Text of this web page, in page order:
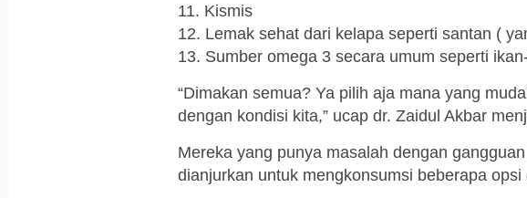
11. Kismis
12. Lemak sehat dari kelapa seperti santan (
13. Sumber omega 3 secara umum seperti
“Dimakan semua? Ya pilih aja mana yang
dengan kondisi kita,” ucap dr. Zaidul Akbar
Mereka yang punya masalah dengan
dianjurkan untuk mengkonsumsi beberapa opsi